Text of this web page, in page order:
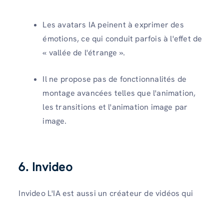
Les avatars IA peinent à exprimer des
émotions, ce qui conduit parfois à l'effet de
« vallée de l'étrange ».
Il ne propose pas de fonctionnalités de
montage avancées telles que l'animation,
les transitions et l'animation image par
image.
6. Invideo
Invideo L'IA est aussi un créateur de vidéos qui